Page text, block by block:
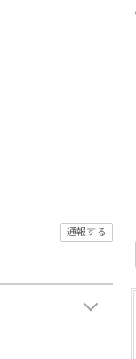
通報する